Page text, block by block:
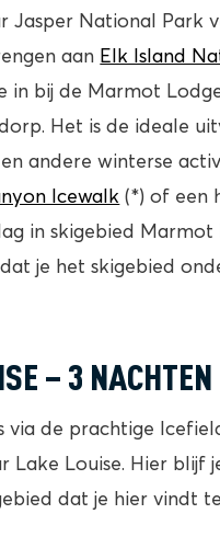
Jasper National Park
aan Elk Island
in bij de Marmot
Het is de ideale
en andere winterse
Icewalk (*) of een
in skigebied
je het skigebied
– 3 NACHTEN
via de prachtige
Lake Louise. Hier
dat je hier vindt